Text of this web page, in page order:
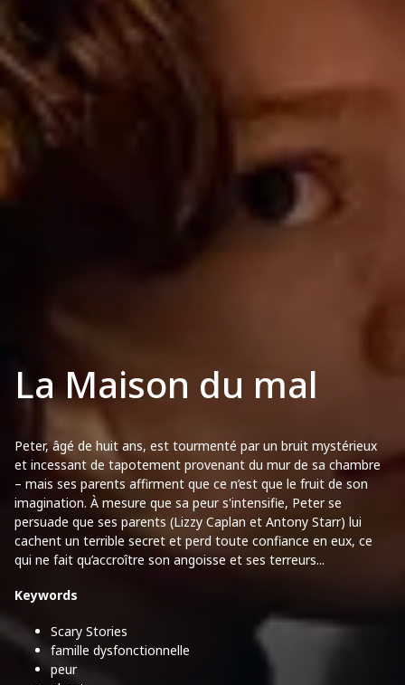
La Maison du mal
Peter, âgé de huit ans, est tourmenté par un bruit mystérieux
et incessant de tapotement provenant du mur de sa chambre
– mais ses parents affirment que ce n’est que le fruit de son
imagination. À mesure que sa peur s'intensifie, Peter se
persuade que ses parents (Lizzy Caplan et Antony Starr) lui
cachent un terrible secret et perd toute confiance en eux, ce
qui ne fait qu’accroître son angoisse et ses terreurs...
Keywords
Scary Stories
famille dysfonctionnelle
peur